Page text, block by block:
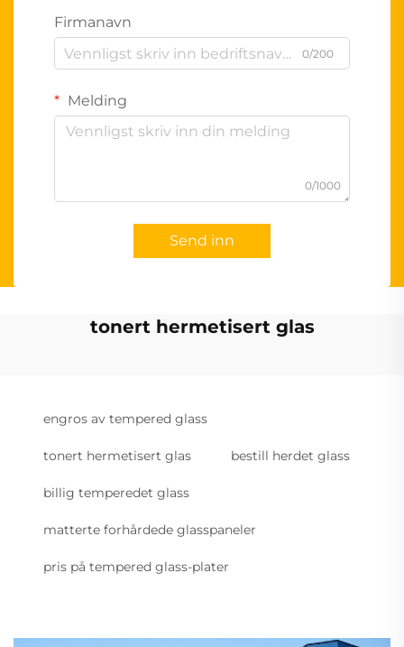
Firmanavn
0/200
Melding
0/1000
Send inn
tonert hermetisert glas
engros av tempered glass
tonert hermetisert glas bestill herdet glass
billig temperedet glass
matterte forhårdede glasspaneler
pris på tempered glass-plater